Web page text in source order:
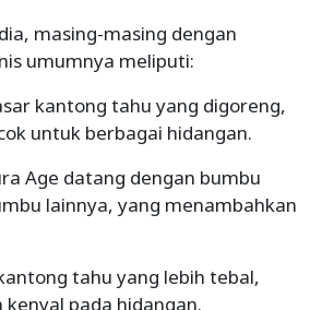
masing-masing dengan
umumnya meliputi:
kantong tahu yang digoreng,
untuk berbagai hidangan.
Age datang dengan bumbu
lainnya, yang menambahkan
tahu yang lebih tebal,
pada hidangan.